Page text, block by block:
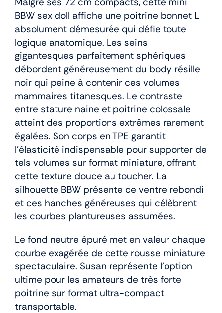
BBW sex doll affiche une poitrine bonnet L
absolument démesurée qui défie toute
logique anatomique. Les seins
gigantesques parfaitement sphériques
débordent généreusement du body résille
noir qui peine à contenir ces volumes
mammaires titanesques. Le contraste
entre stature naine et poitrine colossale
atteint des proportions extrêmes rarement
égalées. Son corps en TPE garantit
l’élasticité indispensable pour supporter de
tels volumes sur format miniature, offrant
cette texture douce au toucher. La
silhouette BBW présente ce ventre rebondi
et ces hanches généreuses qui célèbrent
les courbes plantureuses assumées.
Le fond neutre épuré met en valeur chaque
courbe exagérée de cette rousse miniature
spectaculaire. Susan représente l’option
ultime pour les amateurs de très forte
poitrine sur format ultra-compact
transportable.